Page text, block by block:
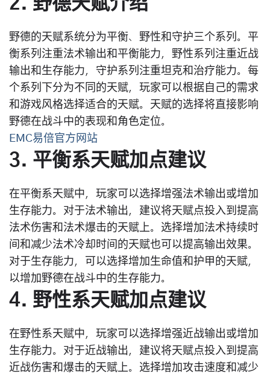
野德的天赋系统分为平衡、野性和守护三个系列。平
衡系列注重法术输出和平衡能力，野性系列注重近战
输出和生存能力，守护系列注重坦克和治疗能力。每
个系列下分为不同的天赋，玩家可以根据自己的需求
和游戏风格选择适合的天赋。天赋的选择将直接影响
野德在战斗中的表现和角色定位。
EMC易倍官方网站
3. 平衡系天赋加点建议
在平衡系天赋中，玩家可以选择增强法术输出或增加
生存能力。对于法术输出，建议将天赋点投入到提高
法术伤害和法术爆击的天赋上。选择增加法术持续时
间和减少法术冷却时间的天赋也可以提高输出效果。
对于生存能力，可以选择增加生命值和护甲的天赋，
以增加野德在战斗中的生存能力。
4. 野性系天赋加点建议
在野性系天赋中，玩家可以选择增强近战输出或增加
生存能力。对于近战输出，建议将天赋点投入到提高
近战伤害和爆击的天赋上。选择增加攻击速度和减少